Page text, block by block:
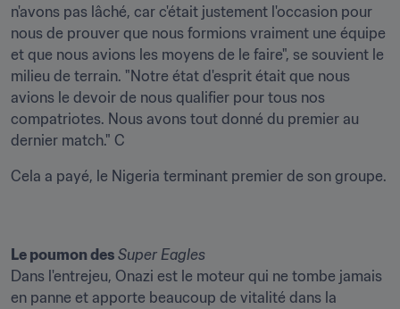
n'avons pas lâché, car c'était justement l'occasion pour
nous de prouver que nous formions vraiment une équipe
et que nous avions les moyens de le faire", se souvient le
milieu de terrain. "Notre état d'esprit était que nous
avions le devoir de nous qualifier pour tous nos
compatriotes. Nous avons tout donné du premier au
dernier match." C
Cela a payé, le Nigeria terminant premier de son groupe.
Le poumon des Super Eagles
Dans l'entrejeu, Onazi est le moteur qui ne tombe jamais
en panne et apporte beaucoup de vitalité dans la